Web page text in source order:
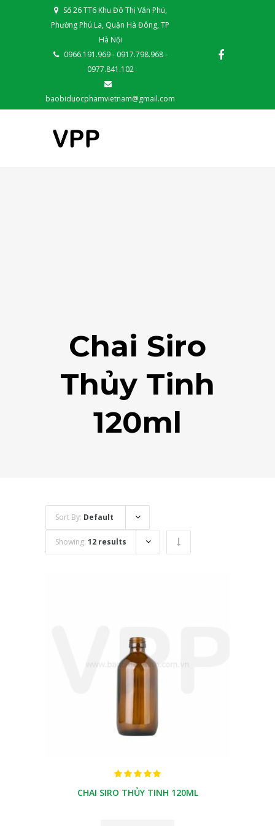
Số 26 TT6 Khu Đô Thị Văn Phú,
Phường Phú La, Quận Hà Đông, TP
Hà Nội
0966.191.969 - 0917.798.968 -
0977.841.102
baobiduocphamvietnam@gmail.com
Chai Siro
Thủy Tinh
120ml
Sort By: Default
Showing: 12 results
CHAI SIRO THỦY TINH 120ML